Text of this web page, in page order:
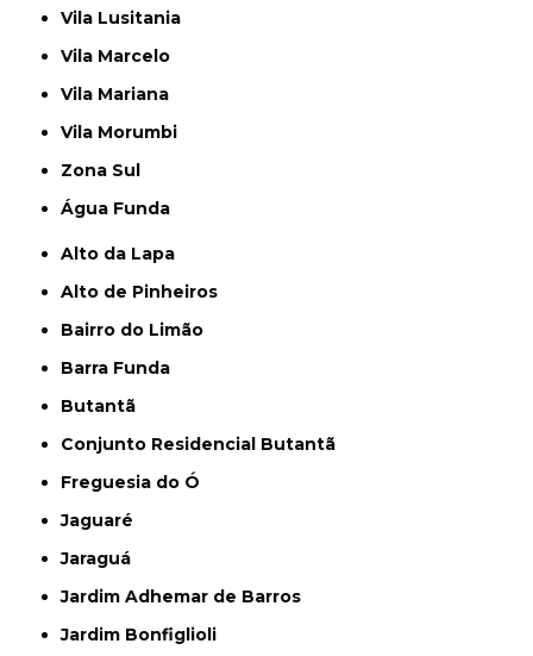
Vila Lusitania
Vila Marcelo
Vila Mariana
Vila Morumbi
Zona Sul
Água Funda
Alto da Lapa
Alto de Pinheiros
Bairro do Limão
Barra Funda
Butantã
Conjunto Residencial Butantã
Freguesia do Ó
Jaguaré
Jaraguá
Jardim Adhemar de Barros
Jardim Bonfiglioli